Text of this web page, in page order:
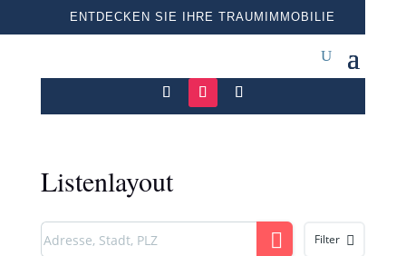
ENTDECKEN SIE IHRE TRAUMIMMOBILIE
Listenlayout
Filter